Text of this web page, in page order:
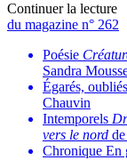
Continuer la lecture
du magazine n° 262
Poésie
Sandra
Égarés, oubliés
Chauvin
Intemporels
vers le nord
Chronique En